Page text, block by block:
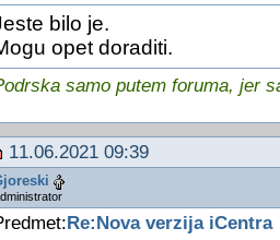
bilo je.
opet doraditi.
samo putem foruma, jer
11.06.2021 09:39
Re:Nova verzija iCentra